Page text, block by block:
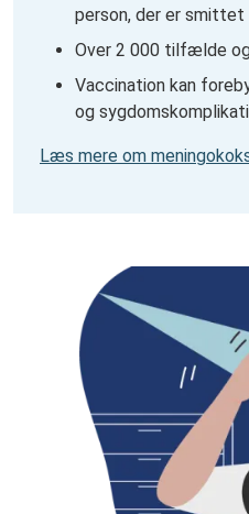
person, der er smittet
Over 2 000 tilfælde
Vaccination kan
og
Læs mere om